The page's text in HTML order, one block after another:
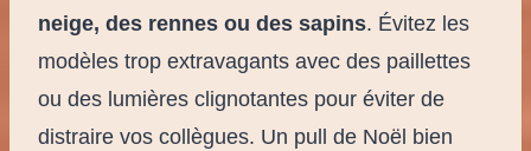
neige, des rennes ou des sapins. Évitez les
modèles trop extravagants avec des paillettes
ou des lumières clignotantes pour éviter de
distraire vos collègues. Un pull de Noël bien